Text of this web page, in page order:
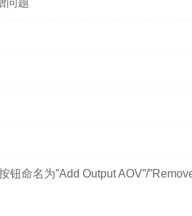
钮命名为”Add Output AOV”/